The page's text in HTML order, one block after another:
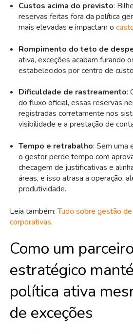
Custos acima do previsto:
reservas feitas fora da política
mais elevadas e impactam o
Rompimento do teto de
ativa, exceções acabam furando
estabelecidos por centro de
Dificuldade de rastreamento:
do fluxo oficial, essas reservas
registradas corretamente nos
visibilidade e a prestação de
Tempo e retrabalho: Sem uma
o gestor perde tempo com
checagem de justificativas e
áreas, e isso atrasa a operação,
produtividade.
Leia também:Tudo sobre gestão
corporativas.
Como um parceiro
estratégico
política ativa
de exceções